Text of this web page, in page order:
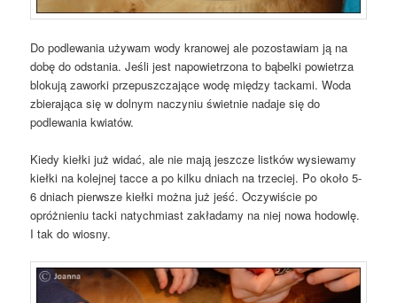
Do podlewania używam wody kranowej ale pozostawiam ją na
dobę do odstania. Jeśli jest napowietrzona to bąbelki powietrza
blokują zaworki przepuszczające wodę między tackami. Woda
zbierająca się w dolnym naczyniu świetnie nadaje się do
podlewania kwiatów.
Kiedy kiełki już widać, ale nie mają jeszcze listków wysiewamy
kiełki na kolejnej tacce a po kilku dniach na trzeciej. Po około 5-
6 dniach pierwsze kiełki można już jeść. Oczywiście po
opróżnieniu tacki natychmiast zakładamy na niej nowa hodowlę.
I tak do wiosny.